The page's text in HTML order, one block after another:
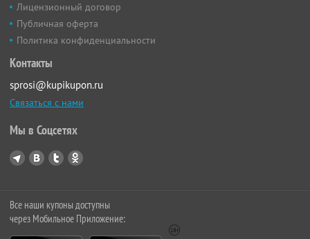
Лицензионный договор
Публичная оферта
Политика конфиденциальности
Контакты
sprosi@kupikupon.ru
Связаться с нами
Мы в Соцсетях
Все наши купоны доступны
через Мобильное Приложение: